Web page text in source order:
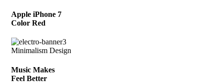
Apple iPhone 7
Color Red
Minimalism Design
Music Makes
Feel Better